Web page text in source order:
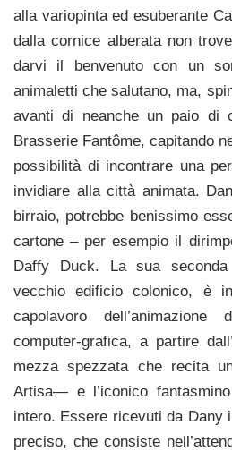
alla variopinta ed esuberante
dalla cornice alberata non
darvi il benvenuto con un
animaletti che salutano, ma,
avanti di neanche un paio di
Brasserie Fantôme, capitando
possibilità di incontrare una
invidiare alla città animata.
birraio, potrebbe benissimo
cartone – per esempio il
Daffy Duck. La sua
vecchio edificio colonico, è
capolavoro
computer-grafica, a partire
mezza spezzata che recita
Artisa— e l’iconico
intero. Essere ricevuti da Dany
preciso, che consiste